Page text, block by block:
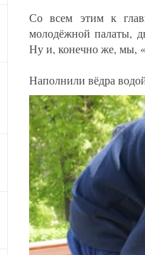
Со всем этим к
молодёжной палаты,
Ну и, конечно же, мы,
Наполнили вёдра